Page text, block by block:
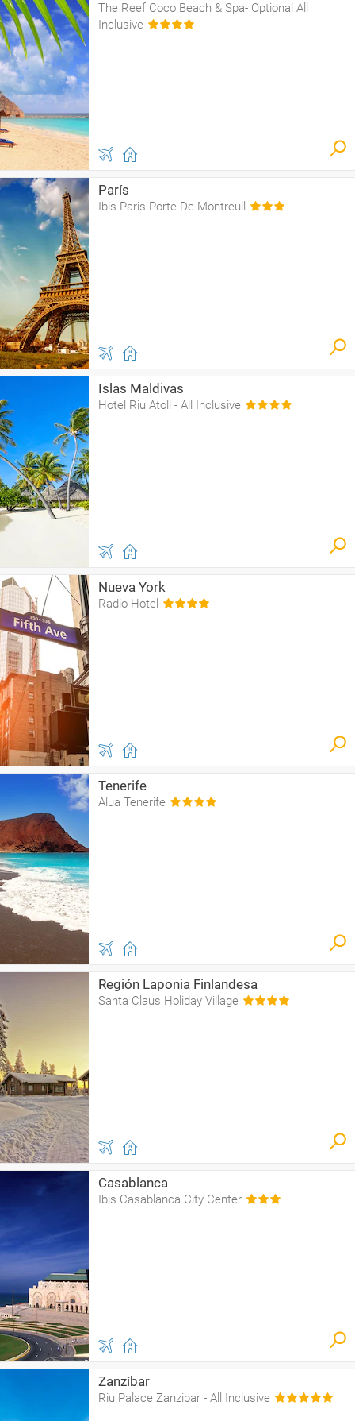
The Reef Coco Beach & Spa- Optional All
Inclusive
París
Ibis Paris Porte De Montreuil
Islas Maldivas
Hotel Riu Atoll - All Inclusive
Nueva York
Radio Hotel
Tenerife
Alua Tenerife
Región Laponia Finlandesa
Santa Claus Holiday Village
Casablanca
Ibis Casablanca City Center
Zanzíbar
Riu Palace Zanzibar - All Inclusive